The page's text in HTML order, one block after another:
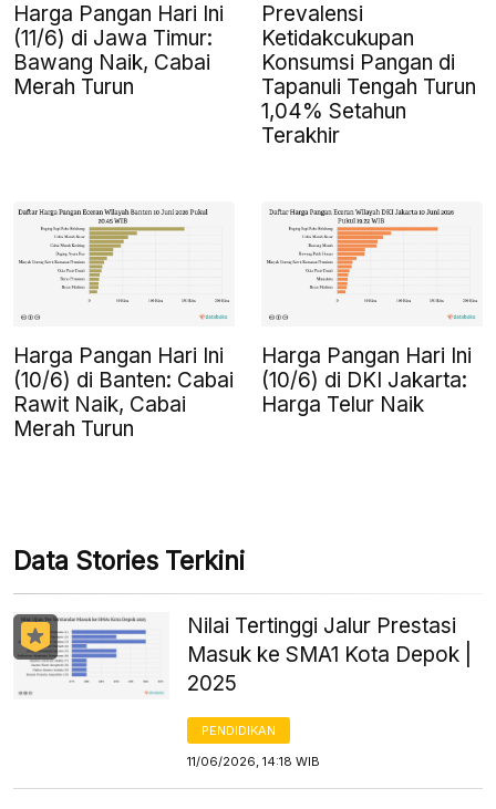
Harga Pangan Hari Ini
(11/6) di Jawa Timur:
Bawang Naik, Cabai
Merah Turun
Prevalensi
Ketidakcukupan
Konsumsi Pangan di
Tapanuli Tengah Turun
1,04% Setahun
Terakhir
Harga Pangan Hari Ini
(10/6) di Banten: Cabai
Rawit Naik, Cabai
Merah Turun
Harga Pangan Hari Ini
(10/6) di DKI Jakarta:
Harga Telur Naik
Data Stories Terkini
Nilai Tertinggi Jalur Prestasi
Masuk ke SMA1 Kota Depok |
2025
PENDIDIKAN
11/06/2026, 14:18 WIB